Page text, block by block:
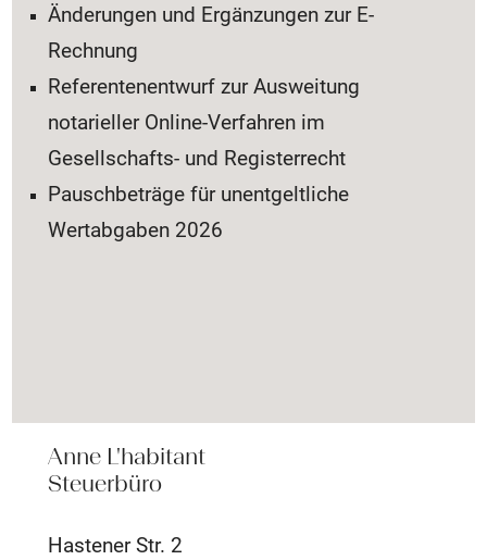
Änderungen und Ergänzungen zur E-
Rechnung
Referentenentwurf zur Ausweitung
notarieller Online-Verfahren im
Gesellschafts- und Registerrecht
Pauschbeträge für unentgeltliche
Wertabgaben 2026
Anne L'habitant
Steuerbüro
Hastener Str. 2